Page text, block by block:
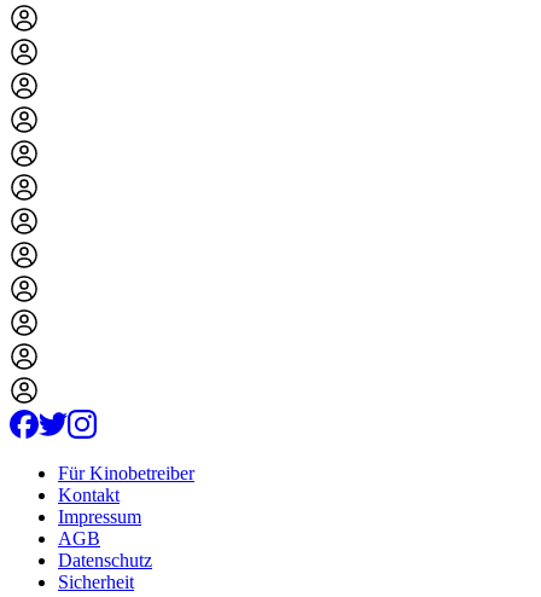
Für Kinobetreiber
Kontakt
Impressum
AGB
Datenschutz
Sicherheit